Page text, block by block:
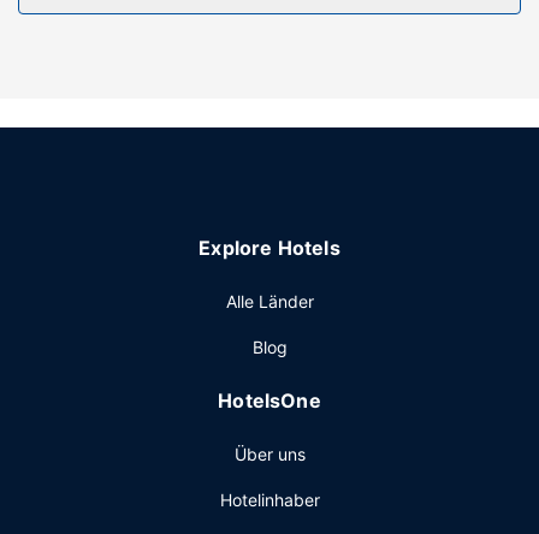
Die Rezeption ist nur zu bestimmten Zeiten besetzt. Vor
Explore Hotels
Alle Länder
Blog
HotelsOne
Über uns
Hotelinhaber